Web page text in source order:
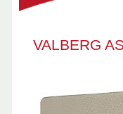
VALBERG